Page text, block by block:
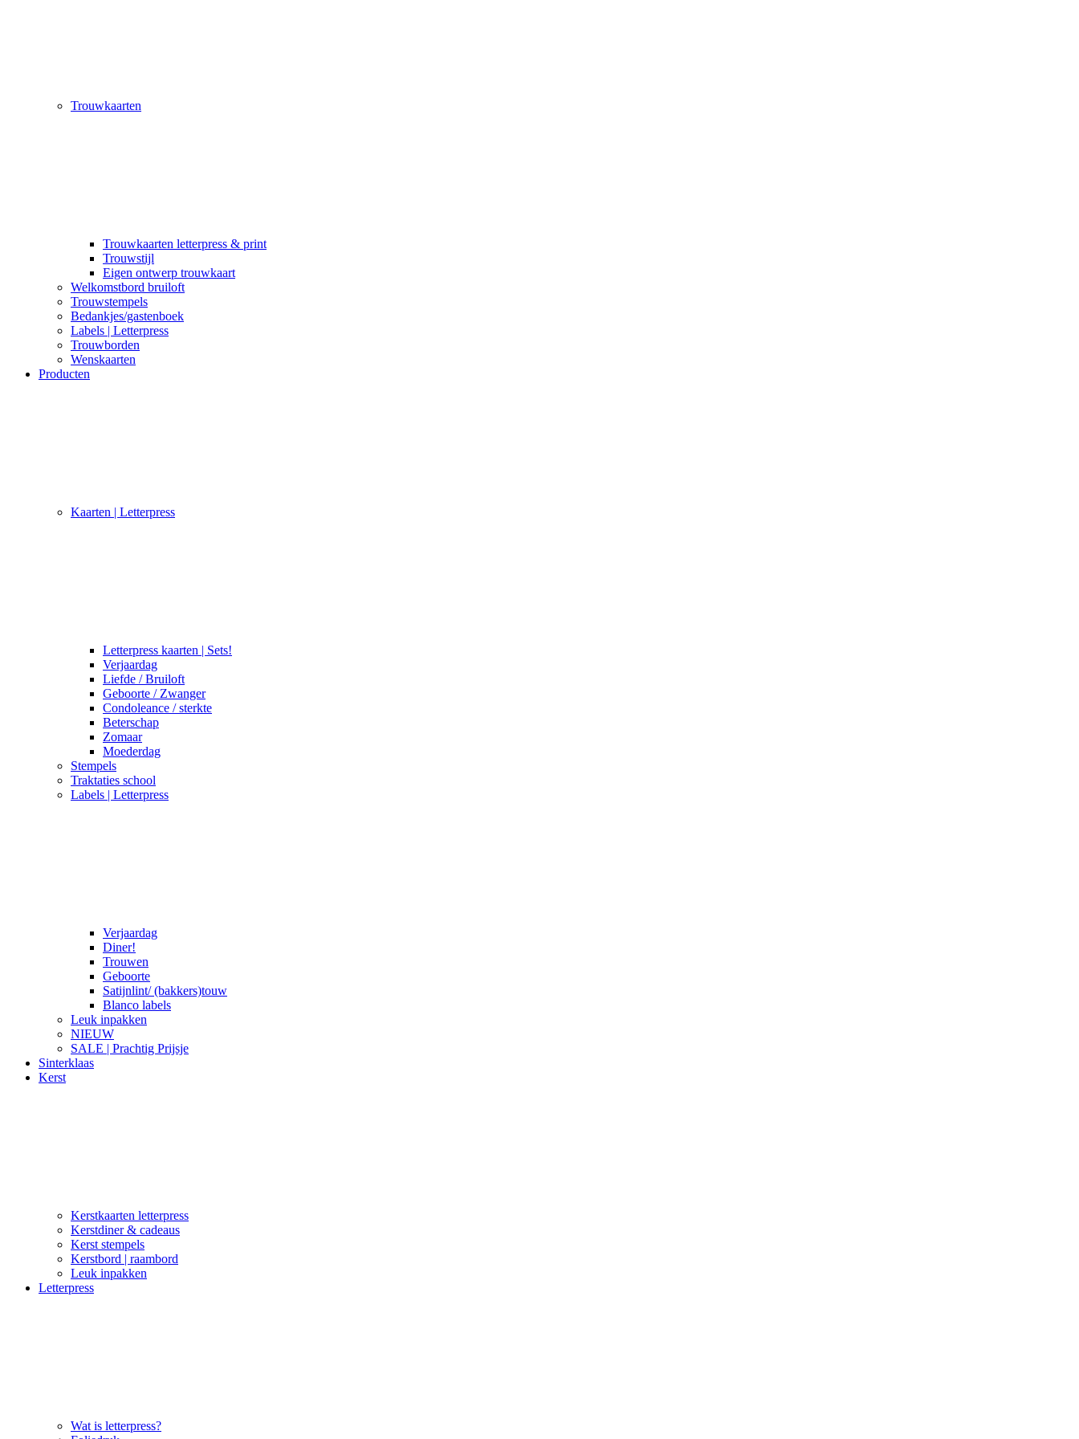
Trouwkaarten
Trouwkaarten letterpress & print
Trouwstijl
Eigen ontwerp trouwkaart
Welkomstbord bruiloft
Trouwstempels
Bedankjes/gastenboek
Labels | Letterpress
Trouwborden
Wenskaarten
Producten
Kaarten | Letterpress
Letterpress kaarten | Sets!
Verjaardag
Liefde / Bruiloft
Geboorte / Zwanger
Condoleance / sterkte
Beterschap
Zomaar
Moederdag
Stempels
Traktaties school
Labels | Letterpress
Verjaardag
Diner!
Trouwen
Geboorte
Satijnlint/ (bakkers)touw
Blanco labels
Leuk inpakken
NIEUW
SALE | Prachtig Prijsje
Sinterklaas
Kerst
Kerstkaarten letterpress
Kerstdiner & cadeaus
Kerst stempels
Kerstbord | raambord
Leuk inpakken
Letterpress
Wat is letterpress?